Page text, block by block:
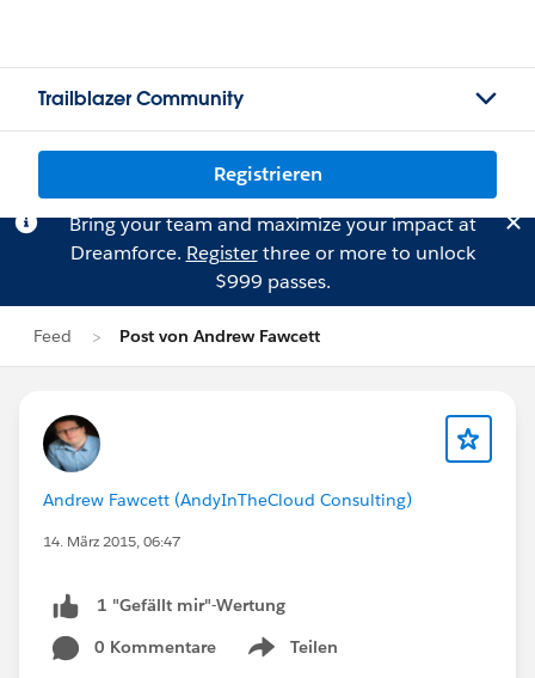
Trailblazer Community
Registrieren
Bring your team and maximize your impact at
Dreamforce. Registerthree or more to unlock
$999 passes.
Feed Post von Andrew Fawcett
Andrew Fawcett (AndyInTheCloud Consulting)
14. März 2015, 06:47
1 "Gefällt mir"-Wertung
0 Kommentare
Teilen
Show menu